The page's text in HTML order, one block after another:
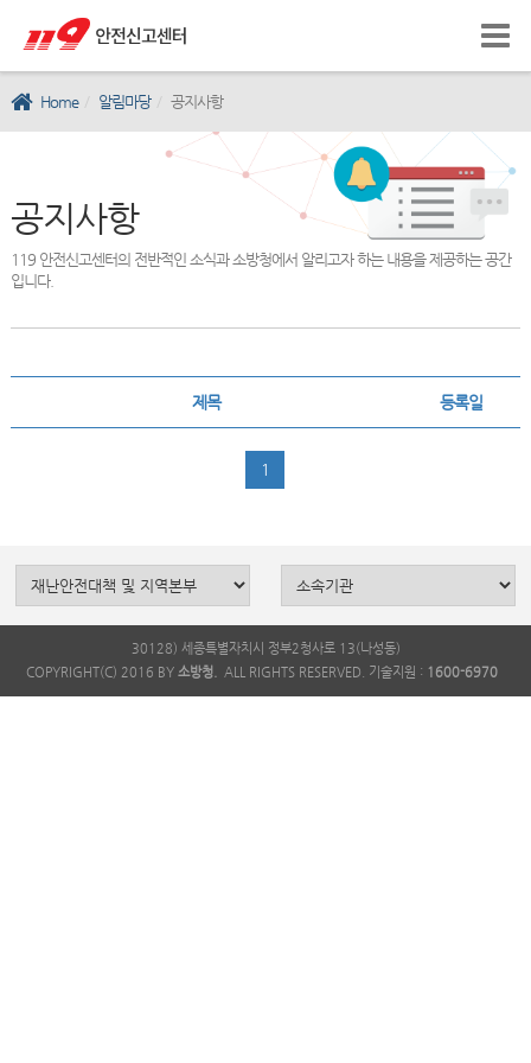
Home 알림마당 공지사항
공지사항
119 안전신고센터의 전반적인 소식과 소방청에서 알리고자 하는 내용을 제공하는 공간
입니다.
제목 등록일
1
30128) 세종특별자치시 정부2청사로 13(나성동)
COPYRIGHT(C) 2016 BY 소방청. ALL RIGHTS RESERVED. 기술지원 : 1600-6970